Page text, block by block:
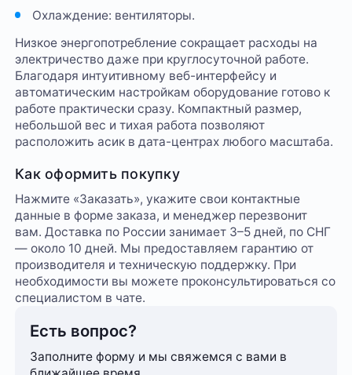
Охлаждение: вентиляторы.
Низкое энергопотребление сокращает расходы на
электричество даже при круглосуточной работе.
Благодаря интуитивному веб-интерфейсу и
автоматическим настройкам оборудование готово к
работе практически сразу. Компактный размер,
небольшой вес и тихая работа позволяют
расположить асик в дата-центрах любого масштаба.
Как оформить покупку
Нажмите «Заказать», укажите свои контактные
данные в форме заказа, и менеджер перезвонит
вам. Доставка по России занимает 3–5 дней, по СНГ
— около 10 дней. Мы предоставляем гарантию от
производителя и техническую поддержку. При
необходимости вы можете проконсультироваться со
специалистом в чате.
Есть вопрос?
Заполните форму и мы свяжемся с вами в